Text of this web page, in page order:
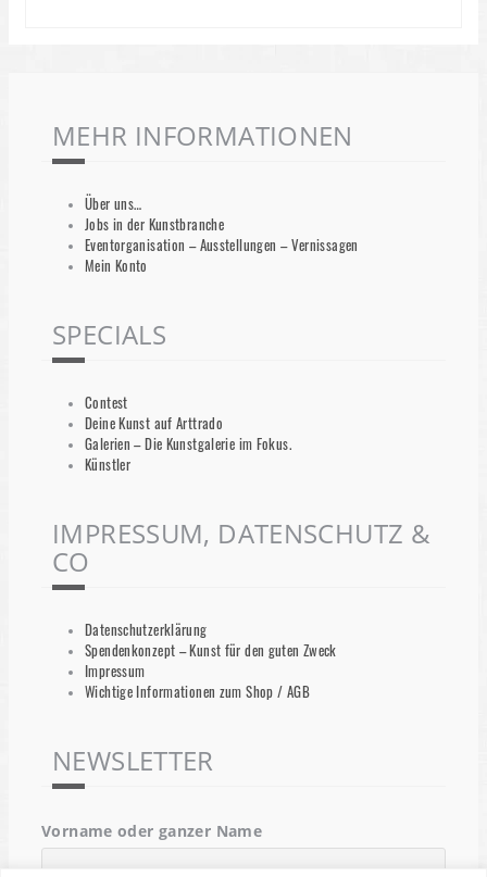
MEHR INFORMATIONEN
Über uns…
Jobs in der Kunstbranche
Eventorganisation – Ausstellungen – Vernissagen
Mein Konto
SPECIALS
Contest
Deine Kunst auf Arttrado
Galerien – Die Kunstgalerie im Fokus.
Künstler
IMPRESSUM, DATENSCHUTZ &
CO
Datenschutzerklärung
Spendenkonzept – Kunst für den guten Zweck
Impressum
Wichtige Informationen zum Shop / AGB
NEWSLETTER
Vorname oder ganzer Name